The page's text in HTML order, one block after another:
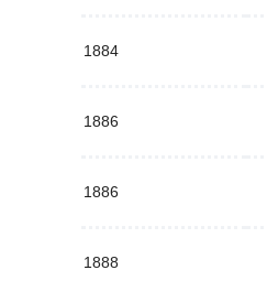
1884
1886
1886
1888